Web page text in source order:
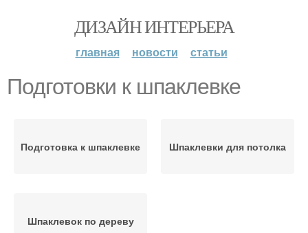
ДИЗАЙН ИНТЕРЬЕРА
главная новости статьи
Подготовки к шпаклевке
Подготовка к шпаклевке Шпаклевки для потолка
Шпаклевок по дереву